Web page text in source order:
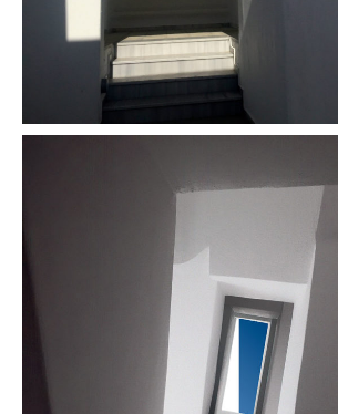
Les deux marches